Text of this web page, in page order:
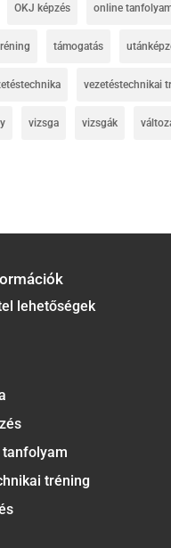
OKJ képzés online
támogatás
vezetéstechnikai
vizsga vizsgák
lehetőségek
tanfolyam
tréning